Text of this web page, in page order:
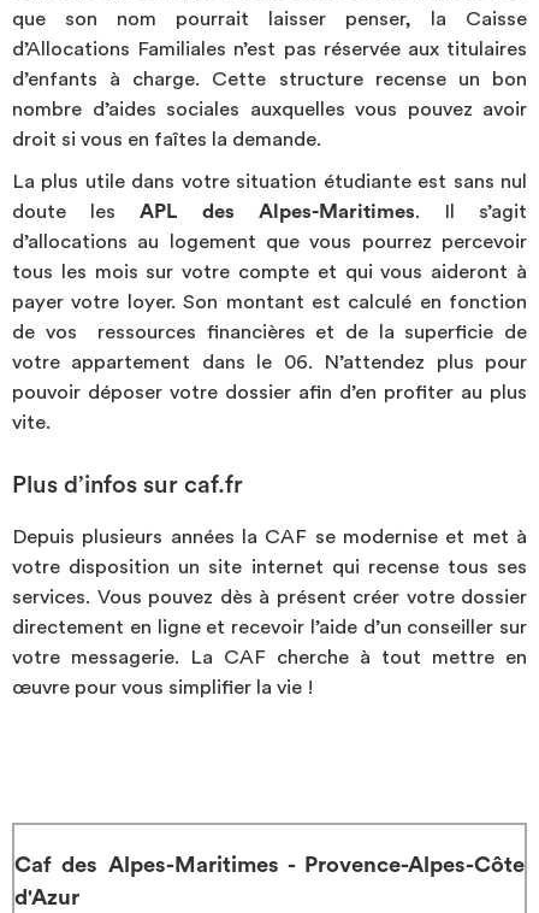
que son nom pourrait laisser penser, la Caisse
d’Allocations Familiales n’est pas réservée aux titulaires
d’enfants à charge. Cette structure recense un bon
nombre d’aides sociales auxquelles vous pouvez avoir
droit si vous en faîtes la demande.
La plus utile dans votre situation étudiante est sans nul
doute lesAPL des Alpes-Maritimes. Il s’agit
d’allocations au logement que vous pourrez percevoir
tous les mois sur votre compte et qui vous aideront à
payer votre loyer. Son montant est calculé en fonction
de vos ressources financières et de la superficie de
votre appartement dans le 06. N’attendez plus pour
pouvoir déposer votre dossier afin d’en profiter au plus
vite.
Plus d’infos sur caf.fr
Depuis plusieurs années la CAF se modernise et met à
votre disposition un site internet qui recense tous ses
services. Vous pouvez dès à présent créer votre dossier
directement en ligne et recevoir l’aide d’un conseiller sur
votre messagerie. La CAF cherche à tout mettre en
œuvre pour vous simplifier la vie !
Caf des Alpes-Maritimes - Provence-Alpes-Côte
d'Azur